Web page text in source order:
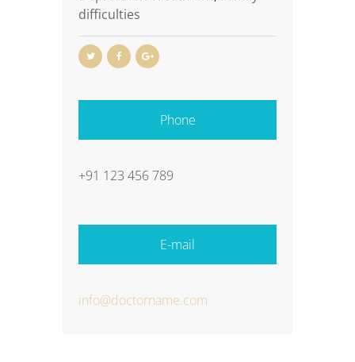
difficulties
Phone
+91 123 456 789
E-mail
info@doctorname.com